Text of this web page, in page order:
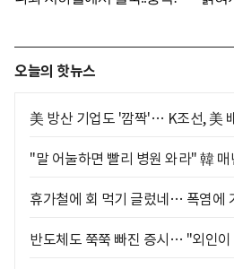
오늘의 핫뉴스
美 방산 기업도 '깜짝'… K조선, 美
"말 어눌하면 빨리 병원 와라" 韓
휴가철에 회 먹기 글렀네… 폭염에
반도체도 쭉쭉 빠진 증시… "외인